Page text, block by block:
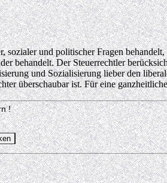
und politischer Fragen
behandelt. Der Steuerrechtler
und Sozialisierung lieber den
überschaubar ist. Für eine
!